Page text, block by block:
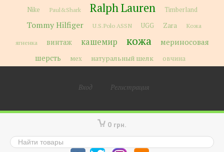
Nike
Paul&Shark Ralph Lauren Timberland
Tommy Hilfiger U.S.Polo ASSN UGG Zara
Кожа
ягненка
винтаж кашемир кожа
мериносовая
шерсть
мех натуральный шелк овчина
Вход Регистрация
0 грн.